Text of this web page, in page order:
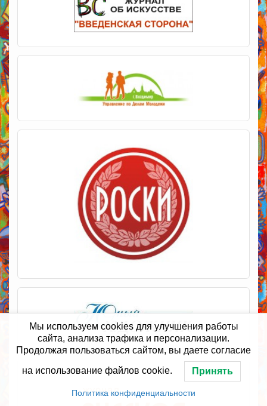
Мы используем cookies для улучшения работы
сайта, анализа трафика и персонализации.
Продолжая пользоваться сайтом, вы даете согласие
на использование файлов cookie. Принять
Политика конфиденциальности